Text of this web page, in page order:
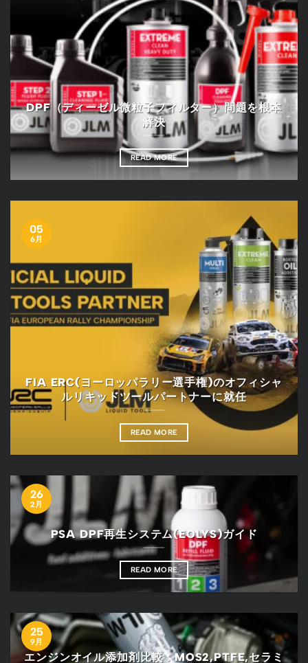
DPF（ディーゼル微粒子フィルター）問題を根本
解決
READ MORE
FIA ERC(ヨーロッパラリー選手権)のオフィシャ
ルリキッドツールパートナーに就任
READ MORE
05
6月
PSA DPF再生システム(EOLYS)ガイド
READ MORE
26
2月
エンジンオイル添加剤比較：MOS2,PTFE,セラミ
25
9月